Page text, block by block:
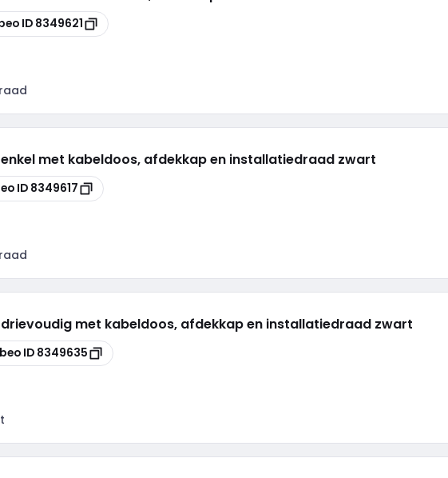
ID 8349621
met kabeldoos, afdekkap en installatiedraad zwart
ID 8349617
met kabeldoos, afdekkap en installatiedraad zwart
ID 8349635